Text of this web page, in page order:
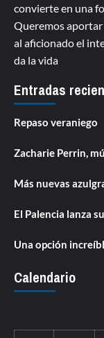
convierte en una
Queremos
al aficionado el
da la vida
Entradas
Repaso veraniego
Zacharie Perrin,
Más nuevas
El Palencia lanza
Una opción
Calendario